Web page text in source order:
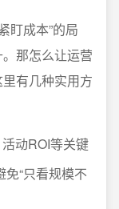
盯成本”的局
那怎么让运营
有几种实用方
动ROI等关键
“只看规模不